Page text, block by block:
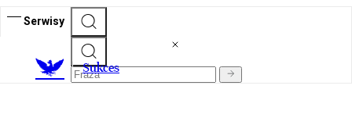
Serwisy
Sukces